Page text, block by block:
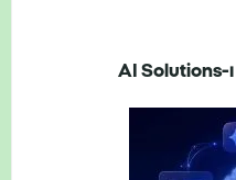
מה ההבדל בין יועץ AI, מיישם ו-AI Solutions